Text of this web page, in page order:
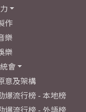
作
樂
樂
會
意及架構
爆流行榜 - 本地榜
爆流行榜 - 外語榜